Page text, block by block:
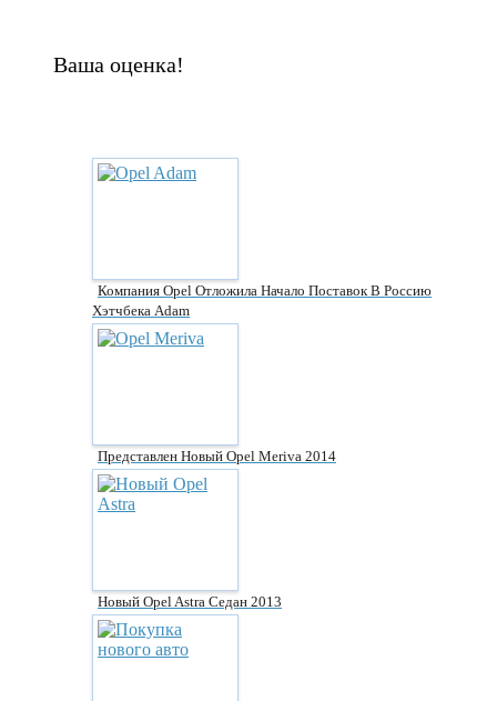
Ваша оценка!
Компания Opel Отложила Начало Поставок В Россию
Хэтчбека Adam
Представлен Новый Opel Meriva 2014
Новый Opel Astra Седан 2013